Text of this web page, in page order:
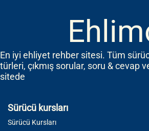
En iyi ehliyet rehber sitesi. Tüm
türleri, çıkmış sorular, soru & cevap
sitede
Sürücü kursları
Sürücü Kursları